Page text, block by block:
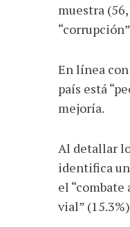
muestra
En línea
país está
mejoría.
Al detallar
identifica un
el
vial”